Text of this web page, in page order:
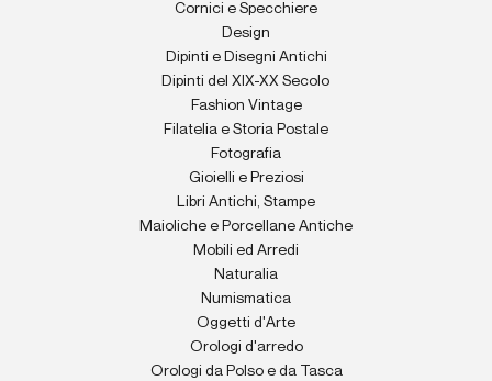
Cornici e Specchiere
Design
Dipinti e Disegni Antichi
Dipinti del XIX-XX Secolo
Fashion Vintage
Filatelia e Storia Postale
Fotografia
Gioielli e Preziosi
Libri Antichi, Stampe
Maioliche e Porcellane Antiche
Mobili ed Arredi
Naturalia
Numismatica
Oggetti d'Arte
Orologi d'arredo
Orologi da Polso e da Tasca